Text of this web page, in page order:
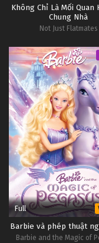
Không Chỉ Là Mối Quan
Chung Nhà
Not Just Flatmates
Full
Barbie và phép thuật
Barbie and the Magic of